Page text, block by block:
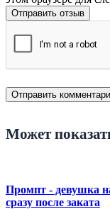
Отправить отзыв
Может
Промпт - девушка
сразу после заката